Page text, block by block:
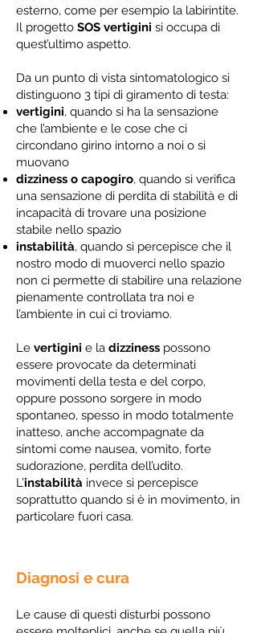
esterno, come per esempio la labirintite.
Il progetto SOS vertigini si occupa di
quest’ultimo aspetto.
Da un punto di vista sintomatologico si
distinguono 3 tipi di giramento di testa:
vertigini, quando si ha la sensazione
che l’ambiente e le cose che ci
circondano girino intorno a noi o si
muovano
dizziness o capogiro, quando si verifica
una sensazione di perdita di stabilità e di
incapacità di trovare una posizione
stabile nello spazio
instabilità, quando si percepisce che il
nostro modo di muoverci nello spazio
non ci permette di stabilire una relazione
pienamente controllata tra noi e
l’ambiente in cui ci troviamo.
Le vertigini e la dizziness possono
essere provocate da determinati
movimenti della testa e del corpo,
oppure possono sorgere in modo
spontaneo, spesso in modo totalmente
inatteso, anche accompagnate da
sintomi come nausea, vomito, forte
sudorazione, perdita dell’udito.
L’instabilità invece si percepisce
soprattutto quando si è in movimento, in
particolare fuori casa.
Diagnosi e cura
Le cause di questi disturbi possono